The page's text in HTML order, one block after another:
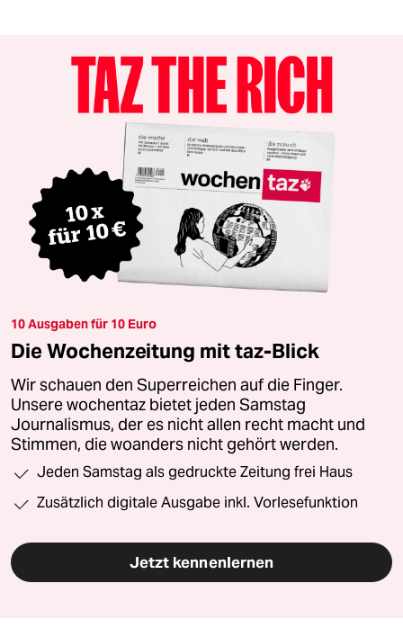
10 Ausgaben für 10 Euro
Die Wochenzeitung mit taz-Blick
Wir schauen den Superreichen auf die Finger.
Unsere wochentaz bietet jeden Samstag
Journalismus, der es nicht allen recht macht und
Stimmen, die woanders nicht gehört werden.
Jeden Samstag als gedruckte Zeitung frei Haus
Zusätzlich digitale Ausgabe inkl. Vorlesefunktion
Jetzt kennenlernen